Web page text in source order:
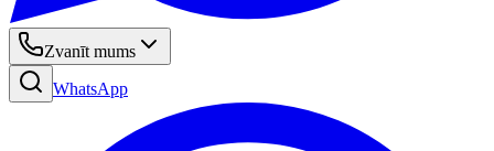
Zvanīt mums
WhatsApp